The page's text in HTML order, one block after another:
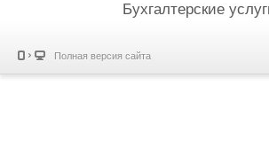
Бухгалтерские
Полная версия сайта